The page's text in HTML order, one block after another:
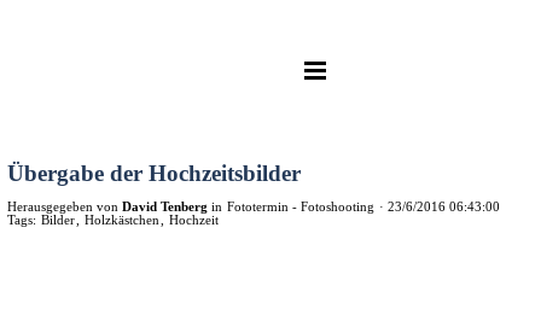
Übergabe der Hochzeitsbilder
Herausgegeben von David Tenberg in Fototermin - Fotoshooting · 23/6/2016 06:43:00
Tags: Bilder Holzkästchen Hochzeit